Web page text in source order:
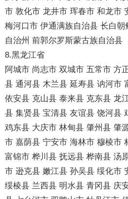
市 敦化市 龙井市 珲春市 和龙市
梅河口市 伊通满族自治县 长白
自治州 前郭尔罗斯蒙古族自治县
8.黑龙江省
阿城市 尚志市 双城市 五常市 方
县 通河县 木兰县 延寿县 讷河市
依安县 克山县 泰来县 克东县 龙
县 集贤县 宝清县 友谊县 饶河县
鸡东县 大庆市 林甸县 肇州县 肇
市 嘉荫县 宁安市 海林市 穆棱市
富锦市 桦川县 抚远县 桦南县 汤
市 逊克县 嫩江县 孙吴县 绥化市
绥棱县 兰西县 明水县 青冈县 庆